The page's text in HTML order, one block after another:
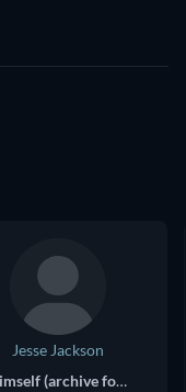
Jesse Jackson
Himself (archive footage)